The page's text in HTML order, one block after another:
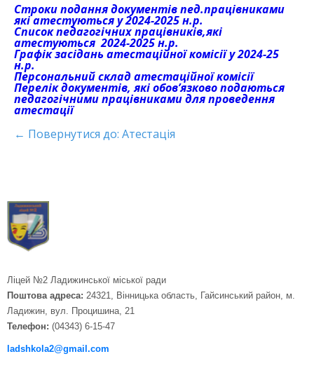
Строки подання документів пед.працівниками
які атестуються у 2024-2025 н.р.
Список педагогічних працівників,які
атестуються 2024-2025 н.р.
Графік засідань атестаційної комісії у 2024-25
н.р.
Персональний склад атестаційної комісії
Перелік документів, які обов’язково подаються
педагогічними працівниками для проведення
атестації
← Повернутися до: Атестація
Ліцей №2 Ладижинської міської ради
Поштова адреса: 24321, Вінницька область, Гайсинський район, м.
Ладижин, вул. Процишина, 21
Телефон: (04343) 6-15-47
ladshkola2@gmail.com